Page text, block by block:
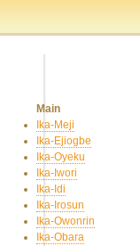
Main
Ika-Meji
Ika-Ejiogbe
Ika-Oyeku
Ika-Iwori
Ika-Idi
Ika-Irosun
Ika-Owonrin
Ika-Obara